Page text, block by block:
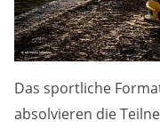
Das sportliche
absolvieren die
Cookies, die ggf.
von interaktiven
werden.
Marketing